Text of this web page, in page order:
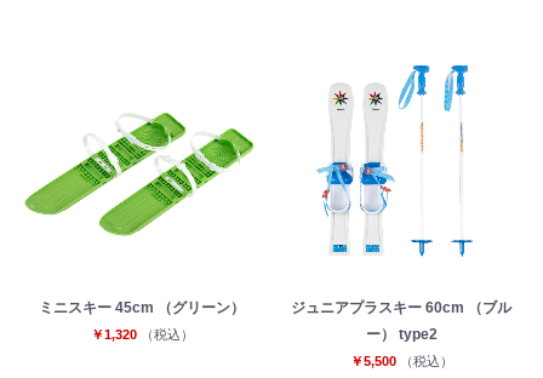
ミニスキー 45cm （グリーン）
￥1,320 （税込）
ジュニアプラスキー 60cm （ブル
ー） type2
￥5,500 （税込）